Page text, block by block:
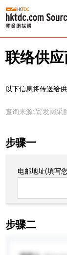
联络供
以下信息将传送给
查询来源: 贸发网采
步骤一
电邮地址(填写
步骤二